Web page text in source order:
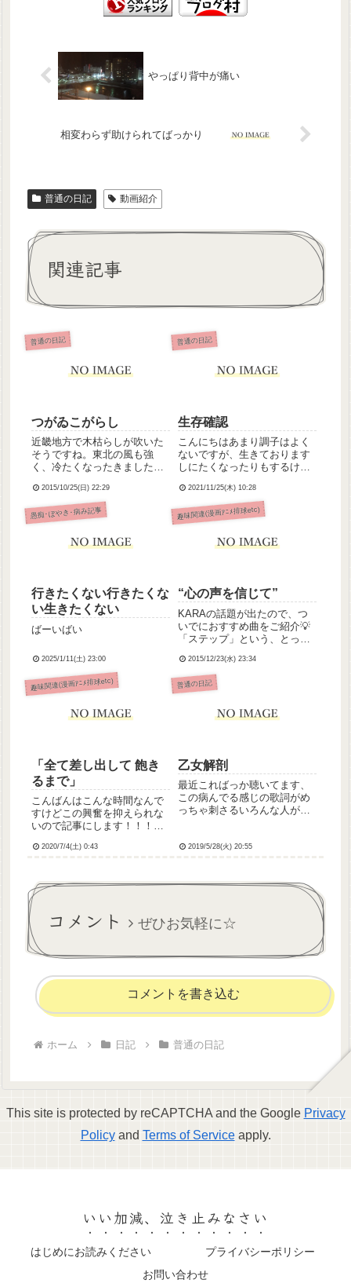
やっぱり背中が痛い
相変わらず助けられてばっかり
普通の日記 動画紹介
関連記事
普通の日記
つがゐこがらし
近畿地方で木枯らしが吹いた
そうですね。東北の風も強
く、冷たくなったきました。
おすすめ曲がこちら(←リンク
踏むと飛びます)。ボーカロイ
ドによるデュエット曲、番凩
もメロディもとってもきれい
2015/10/25(日) 22:29
普通の日記
生存確認
こんにちはあまり調子はよく
ないですが、生きております
しにたくなったりもするけ
きると誓いましたから今日は
休みなのでゆっくりゆったり
過ごしますはやく元気になれ
2021/11/25(木) 10:28
愚痴･ぼやき･病み記事
行きたくない行きたくな
い生きたくない
ばーいばい
2025/1/11(土) 23:00
趣味関連(漫画ｱﾆﾒ排球etc)
“心の声を信じて”
KARAの話題が出たので、つ
いでにおすすめ曲をご紹介💡
「ステップ」という、とって
レのCOOLなダンスにもご注
目！(再生できない場合はこち
らから)ゆーちゅーぶでは日本
ですが、日本語版の歌詞は...
2015/12/23(水) 23:34
趣味関連(漫画ｱﾆﾒ排球etc)
「全て差し出して 飽き
るまで」
こんばんはこんな時間なんで
すけどこの興奮を抑えられな
いので記事にします！！！！
で踊ってみたを上げてる方々
めちゃ好きなんですよ。これ
です↓【AT...
2020/7/4(土) 0:43
普通の日記
乙女解剖
最近こればっか聴いてます、
この病んでる感じの歌詞がめ
っちゃ刺さるいろんな人が歌
めありー cover(DECO*27さん
の...
2019/5/28(火) 20:55
コメント ぜひお気軽に☆
コメントを書き込む
ホーム 日記 普通の日記
This site is protected by reCAPTCHA and the Google Privacy
Policyand Terms of Serviceapply.
いい加減、泣き止みなさい
はじめにお読みください
プライバシーポリシー
お問い合わせ